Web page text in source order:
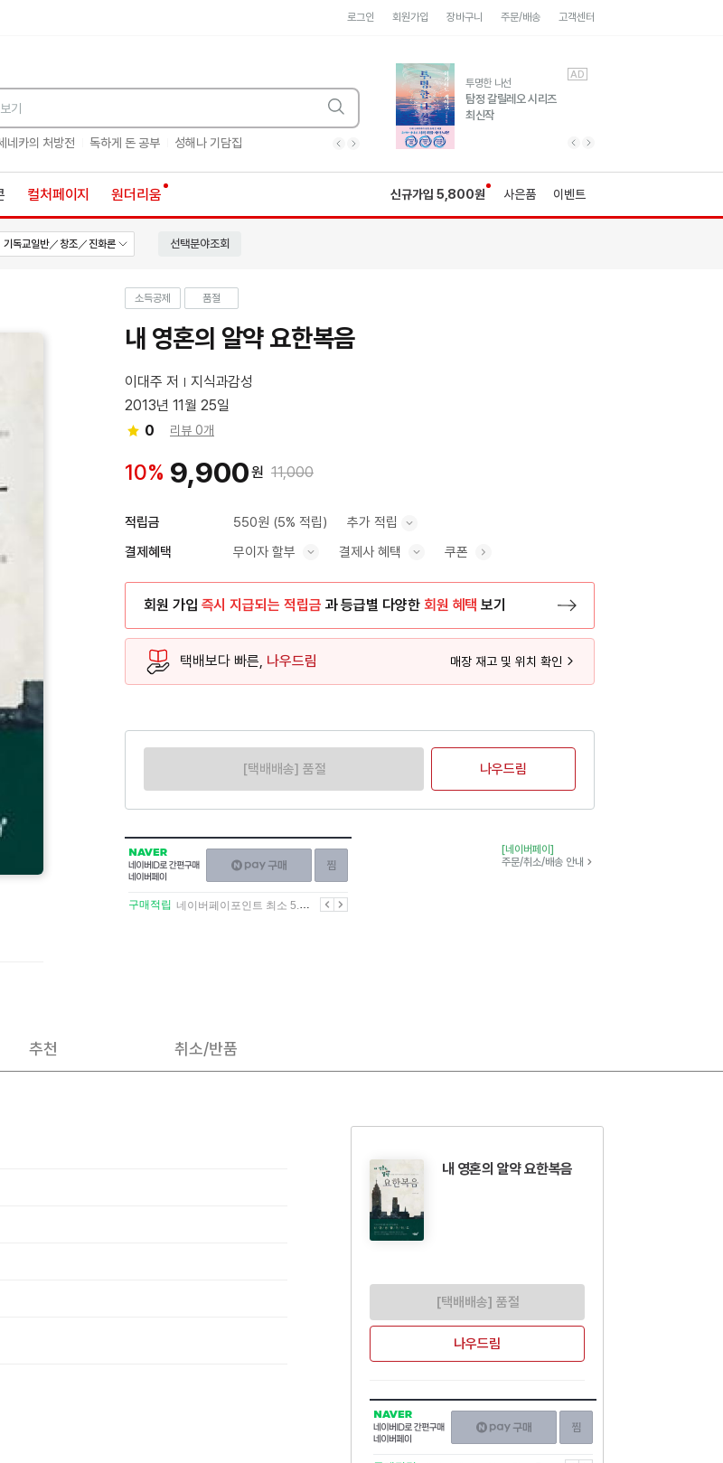
로그인 회원가입 장바구니 주문/배송 고객센터
네카의 처방전 독하게 돈 공부 성해나 기담집 히가시노게이고 추모 수족관 독하게 돈 공부
유럽 도시 기행3
풍성한 서사와 인문학적
통찰!
AD
투명한 나선
탐정 갈릴레오 시리즈
최신작
AD
컬처페이지 원더리움 신규가입 5,800원 사은품 이벤트
기독교일반／창조／진화론 선택분야조회
소득공제 품절
내 영혼의 알약 요한복음
이대주 저
지식과감성
2013년 11월 25일
0
리뷰 0개
10% 9,900원 11,000
적립금 550원 (5% 적립) 추가 적립
결제혜택 무이자 할부 결제사 혜택 쿠폰
회원 가입 즉시 지급되는 적립금 과 등급별 다양한 회원 혜택 보기
택배보다 빠른, 나우드림 매장 재고 및 위치 확인
[택배배송] 품절 나우드림
NAVER
네이버
ID로
간편구매
네이버페이
구매하기
이전
구매적립 네이버페이포인트 최소 5.5% 적립 다음
[네이버페이]
주문/취소/배송 안내
추천 취소/반품
내 영혼의 알약 요한복음
[택배배송] 품절
나우드림
NAVER
네이버
ID로
간편구매
구매하기